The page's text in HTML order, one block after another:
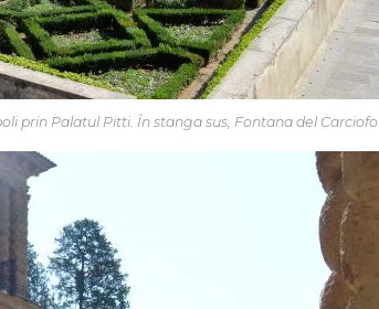
prin Palatul Pitti. În stanga sus, Fontana del Carciofo